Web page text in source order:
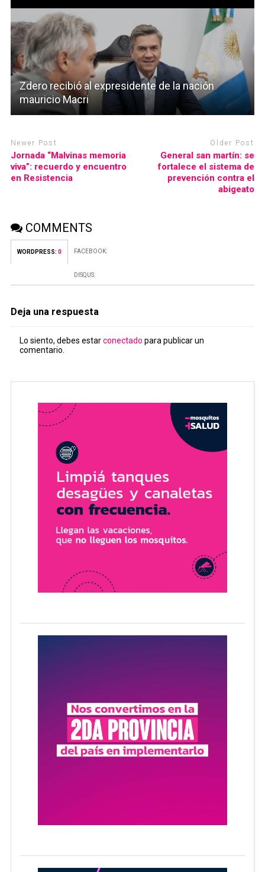
Zdero recibió al expresidente de la nación
mauricio Macri
Newer Post
Jornada “Malvinas memoria
viva”: recuerdo y encuentro
en Resistencia
Older Post
General san martín: se
fortalece el sistema de
prevención contra el
abigeato
COMMENTS
WORDPRESS: 0 FACEBOOK:
DISQUS:
Deja una respuesta
Lo siento, debes estarconectado para publicar un
comentario.